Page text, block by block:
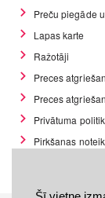
Preču piegāde
Lapas karte
Ražotāji
Preces
Preces
Privātuma
Pirkšanas